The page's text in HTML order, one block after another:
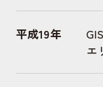
平成19年
エ